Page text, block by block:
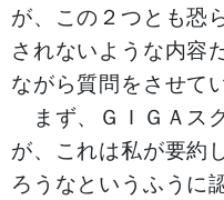
が、この２つとも恐
されないような内容
ながら質問をさせて
まず、ＧＩＧＡス
が、これは私が要約
ろうなというふうに